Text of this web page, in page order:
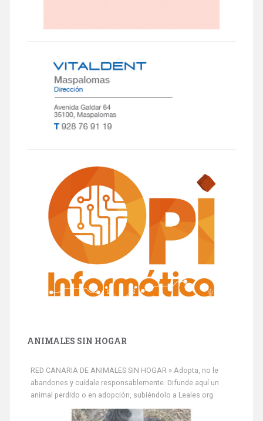
ANIMALES SIN HOGAR
RED CANARIA DE ANIMALES SIN HOGAR » Adopta, no le
abandones y cuídale responsablemente. Difunde aquí un
animal perdido o en adopción, subiéndolo a Leales.org